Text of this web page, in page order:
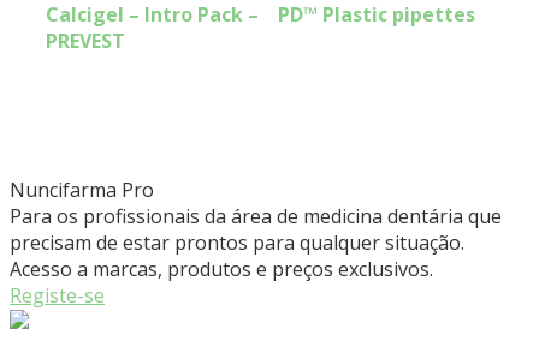
Calcigel – Intro Pack –
PREVEST
PD™ Plastic pipettes
Nuncifarma Pro
Para os profissionais da área de medicina dentária que
precisam de estar prontos para qualquer situação.
Acesso a marcas, produtos e preços exclusivos.
Registe-se